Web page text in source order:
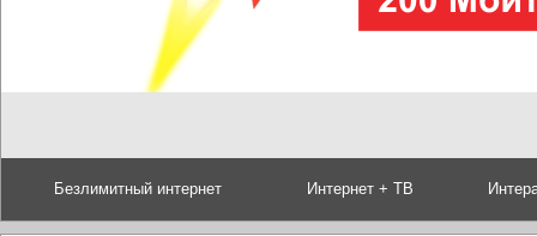
Безлимитный интернет Интернет + ТВ